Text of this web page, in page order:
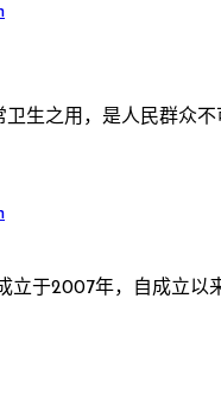
卫生之用，是人民群
立于2007年，自成立以